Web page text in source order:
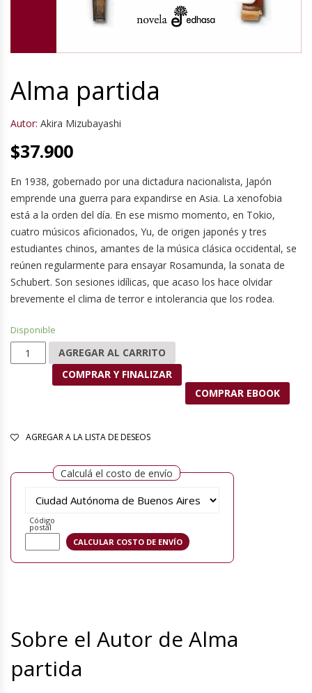
Alma partida
Autor: Akira Mizubayashi
$37.900
En 1938, gobernado por una dictadura nacionalista, Japón
emprende una guerra para expandirse en Asia. La xenofobia
está a la orden del día. En ese mismo momento, en Tokio,
cuatro músicos aficionados, Yu, de origen japonés y tres
estudiantes chinos, amantes de la música clásica occidental, se
reúnen regularmente para ensayar Rosamunda, la sonata de
Schubert. Son sesiones idílicas, que acaso los hace olvidar
brevemente el clima de terror e intolerancia que los rodea.
Disponible
Alma partida cantidad
AGREGAR AL CARRITO
COMPRAR Y FINALIZAR
COMPRAR EBOOK
AGREGAR A LA LISTA DE DESEOS
Calculá el costo de envío
Código
postal
Sobre el Autor de Alma
partida